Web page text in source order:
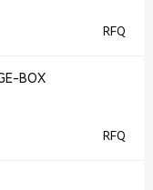
RFQ
BOX
RFQ